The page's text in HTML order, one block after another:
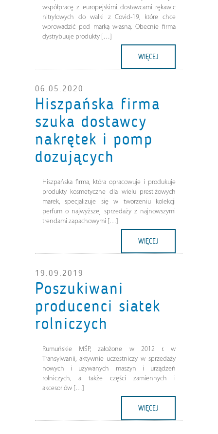
współpracę z europejskimi dostawcami rękawic
nitrylowych do walki z Covid-19, które chce
wprowadzić pod marką własną. Obecnie firma
dystrybuuje produkty […]
WIĘCEJ
06.05.2020
Hiszpańska firma
szuka dostawcy
nakrętek i pomp
dozujących
Hiszpańska firma, która opracowuje i produkuje
produkty kosmetyczne dla wielu prestiżowych
marek, specjalizuje się w tworzeniu kolekcji
perfum o najwyższej sprzedaży z najnowszymi
trendami zapachowymi […]
WIĘCEJ
19.09.2019
Poszukiwani
producenci siatek
rolniczych
Rumuńskie MŚP, założone w 2012 r. w
Transylwanii, aktywnie uczestniczy w sprzedaży
nowych i używanych maszyn i urządzeń
rolniczych, a także części zamiennych i
akcesoriów […]
WIĘCEJ